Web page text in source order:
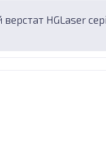
HGLaser